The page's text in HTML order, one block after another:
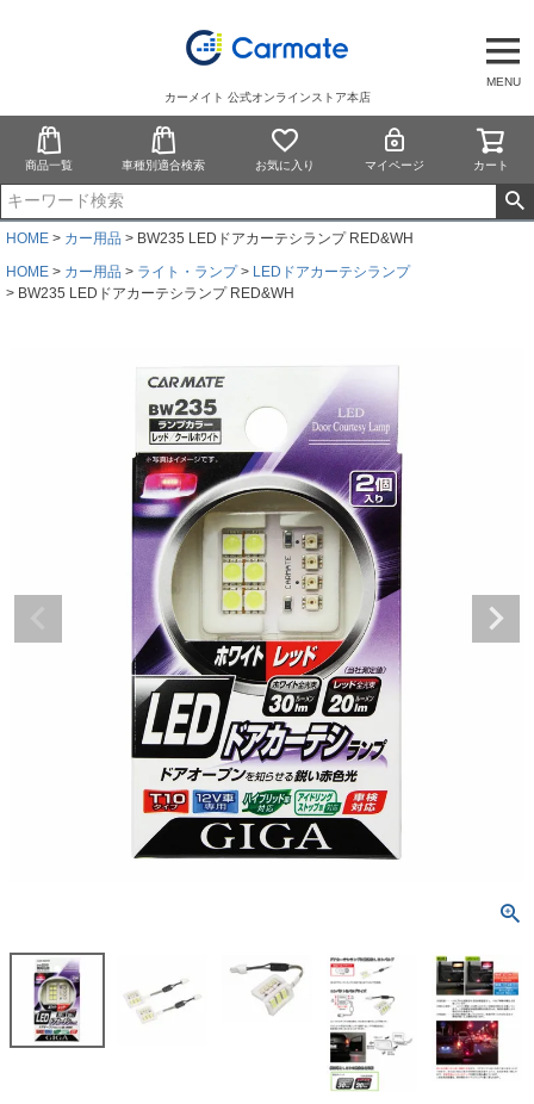
MENU
カーメイト 公式オンラインストア本店
商品一覧 車種別適合検索 お気に入り マイページ カート
HOME カー用品
BW235 LEDドアカーテシランプ RED&WH
HOME
カー用品 ライト・ランプ
LEDドアカーテシランプ
BW235 LEDドアカーテシランプ RED&WH